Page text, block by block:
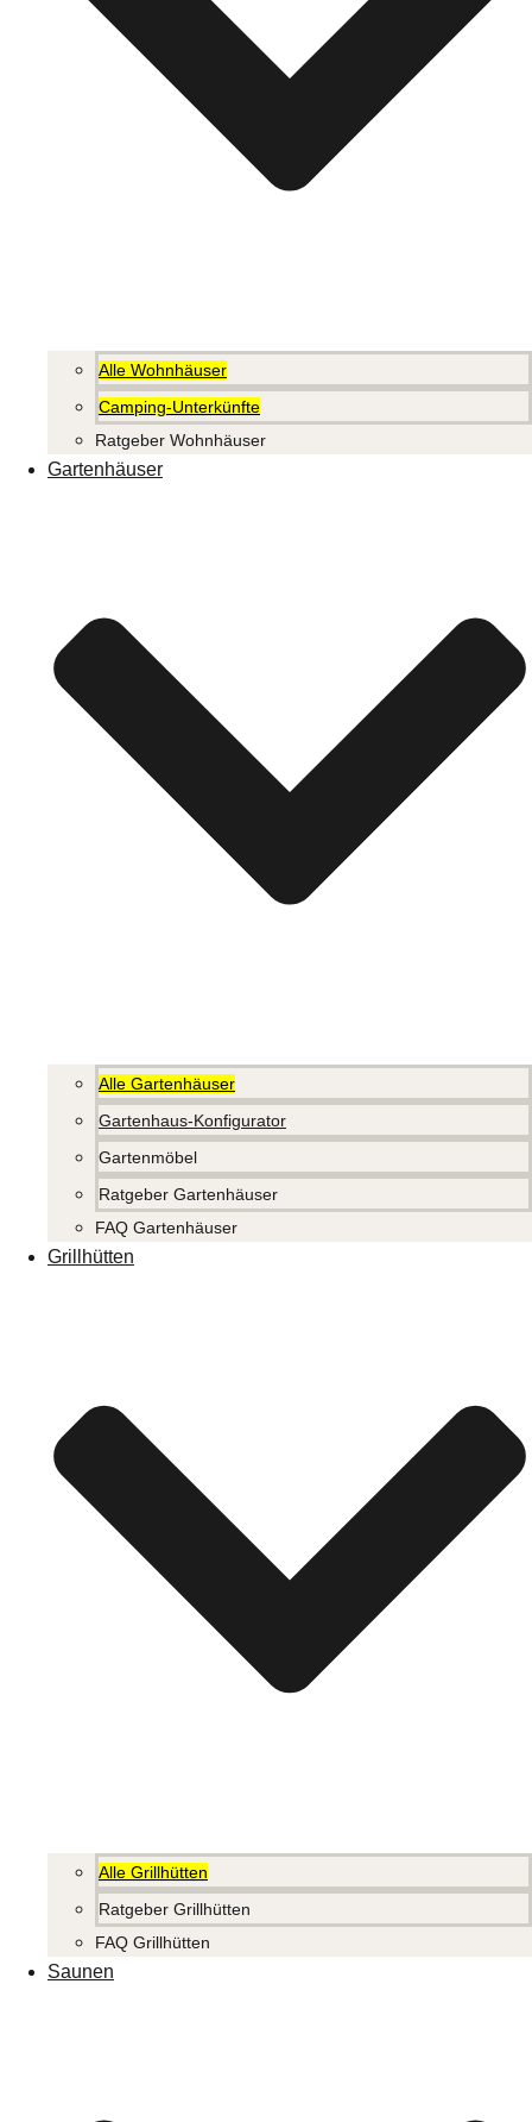
Alle Wohnhäuser
Camping-Unterkünfte
Ratgeber Wohnhäuser
Gartenhäuser
Alle Gartenhäuser
Gartenhaus-Konfigurator
Gartenmöbel
Ratgeber Gartenhäuser
FAQ Gartenhäuser
Grillhütten
Alle Grillhütten
Ratgeber Grillhütten
FAQ Grillhütten
Saunen